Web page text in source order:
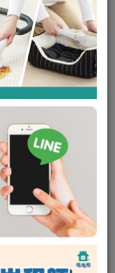
兩用吸塵
訊電租公